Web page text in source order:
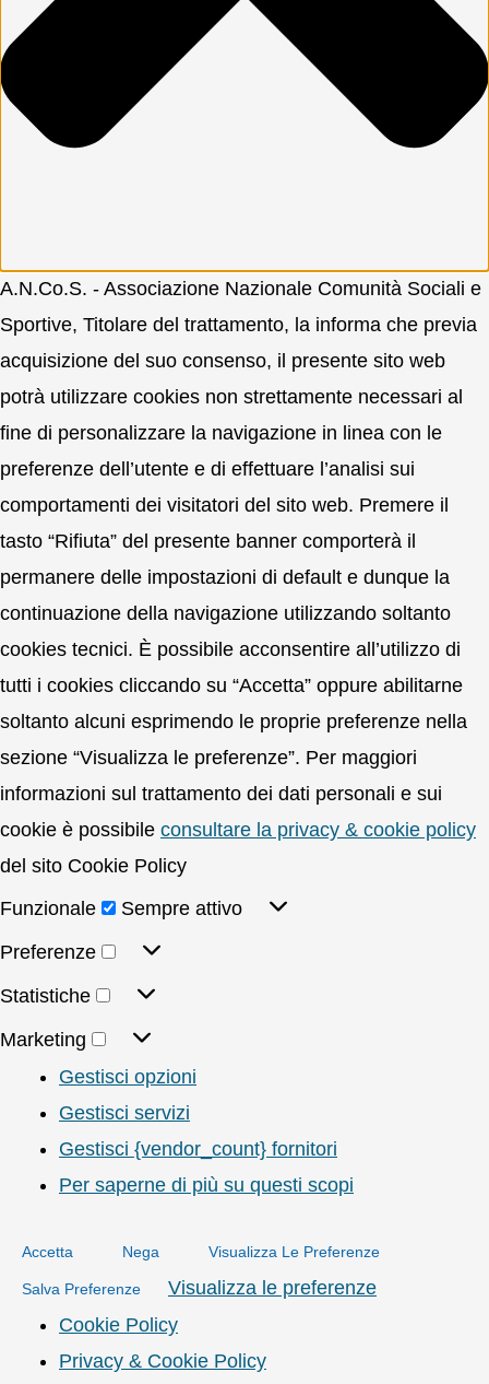
A.N.Co.S. - Associazione Nazionale Comunità Sociali e
Sportive, Titolare del trattamento, la informa che previa
acquisizione del suo consenso, il presente sito web
potrà utilizzare cookies non strettamente necessari al
fine di personalizzare la navigazione in linea con le
preferenze dell’utente e di effettuare l’analisi sui
comportamenti dei visitatori del sito web. Premere il
tasto “Rifiuta” del presente banner comporterà il
permanere delle impostazioni di default e dunque la
continuazione della navigazione utilizzando soltanto
cookies tecnici. È possibile acconsentire all’utilizzo di
tutti i cookies cliccando su “Accetta” oppure abilitarne
soltanto alcuni esprimendo le proprie preferenze nella
sezione “Visualizza le preferenze”. Per maggiori
informazioni sul trattamento dei dati personali e sui
cookie è possibile consultare la privacy & cookie policy
del sito Cookie Policy
Funzionale
Sempre attivo
Preferenze
Statistiche
Marketing
Gestisci opzioni
Gestisci servizi
Gestisci {vendor_count} fornitori
Per saperne di più su questi scopi
Accetta Nega Visualizza Le Preferenze
Salva Preferenze
Visualizza le preferenze
Cookie Policy
Privacy & Cookie Policy